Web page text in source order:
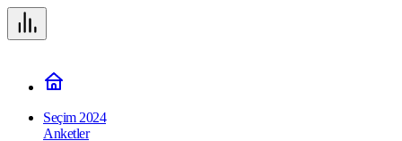
Seçim 2024
Anketler